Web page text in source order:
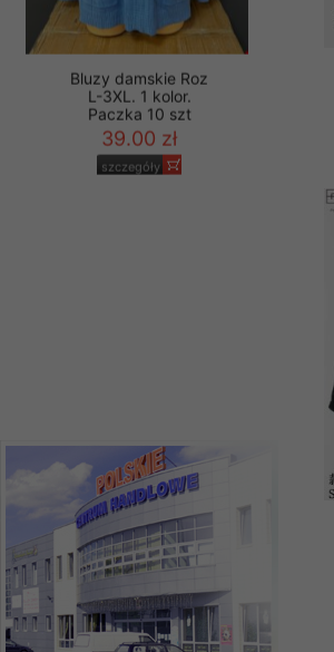
Bluzy damskie Roz
L-3XL. 1 kolor.